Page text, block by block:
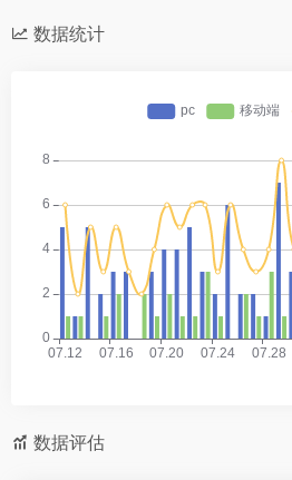
数据统计
数据评估